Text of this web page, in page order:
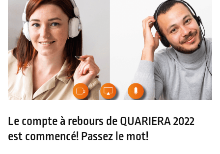
Le compte à rebours de QUARIERA 2022
est commencé! Passez le mot!